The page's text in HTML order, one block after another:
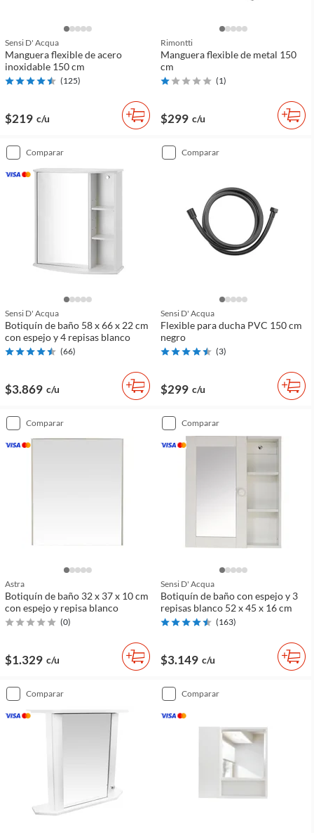
Sensi D' Acqua
Manguera flexible de acero
inoxidable 150 cm
(125)
$219 c/u
Rimontti
Manguera flexible de metal 150
cm
(1)
$299 c/u
comparar
Sensi D' Acqua
Botiquín de baño 58 x 66 x 22 cm
con espejo y 4 repisas blanco
(66)
$3.869 c/u
comparar
Sensi D' Acqua
Flexible para ducha PVC 150 cm
negro
(3)
$299 c/u
comparar
Astra
Botiquín de baño 32 x 37 x 10 cm
con espejo y repisa blanco
(0)
$1.329 c/u
comparar
Sensi D' Acqua
Botiquín de baño con espejo y 3
repisas blanco 52 x 45 x 16 cm
(163)
$3.149 c/u
comparar comparar